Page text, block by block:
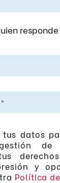
tus datos
de
y
Política